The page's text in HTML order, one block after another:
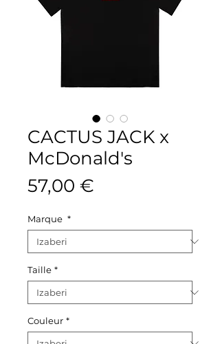
CACTUS JACK x
McDonald's
57,00 €
Marque *
Taille *
Couleur *